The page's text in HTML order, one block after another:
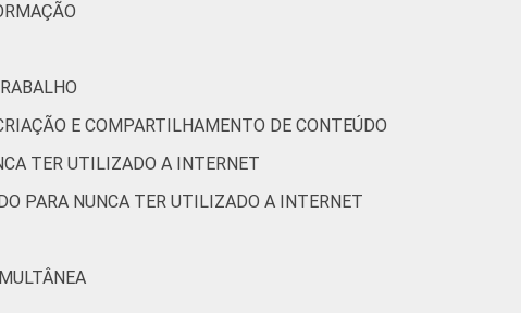
28
33
E COMPARTILHAMENTO DE CONTEÚDO
TER UTILIZADO A INTERNET
PARA NUNCA TER UTILIZADO A INTERNET